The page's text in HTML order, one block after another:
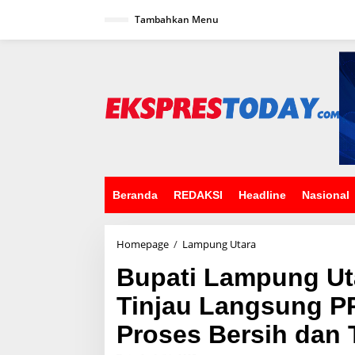
Tambahkan Menu
Beranda REDAKSI Headline Nasional
Homepage / Lampung Utara
p
a
t
i
L
a
Bupati Lampung
Tinjau Langsung
Proses Bersih dan